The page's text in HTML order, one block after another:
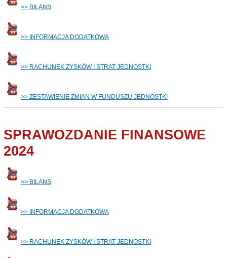
>> BILANS
>> INFORMACJA DODATKOWA
>> RACHUNEK ZYSKÓW I STRAT JEDNOSTKI
>> ZESTAWIENIE ZMIAN W FUNDUSZU JEDNOSTKI
SPRAWOZDANIE FINANSOWE
2024
>> BILANS
>> INFORMACJA DODATKOWA
>> RACHUNEK ZYSKÓW I STRAT JEDNOSTKI